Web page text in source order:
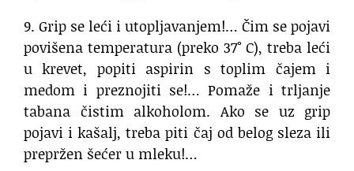
9. Grip se leći i utopljavanjem!… Čim se pojavi
povišena temperatura (preko 37° C), treba leći
u krevet, popiti aspirin s toplim čajem i
medom i preznojiti se!… Pomaže i trljanje
tabana čistim alkoholom. Ako se uz grip
pojavi i kašalj, treba piti čaj od belog sleza ili
prepržen šećer u mleku!…